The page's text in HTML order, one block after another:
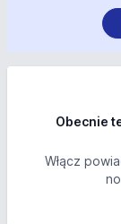
Obecnie
Włącz